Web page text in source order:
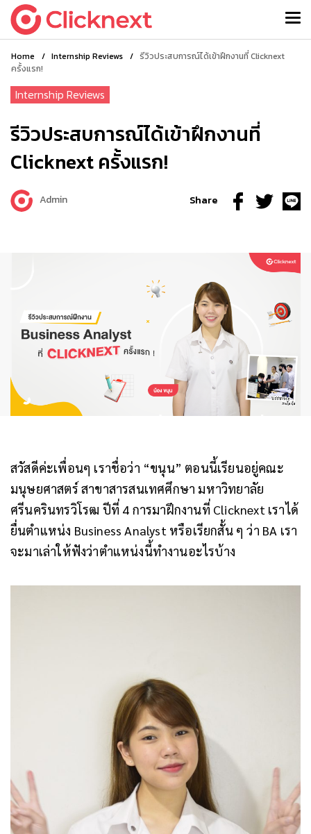
Home / Internship Reviews / รีวิวประสบการณ์ได้เข้าฝึกงานที่ Clicknext
ครั้งแรก!
Internship Reviews
รีวิวประสบการณ์ได้เข้าฝึกงานที่
Clicknext ครั้งแรก!
Admin Share
สวัสดีค่ะเพื่อนๆ เราชื่อว่า “ขนุน” ตอนนี้เรียนอยู่คณะ
มนุษยศาสตร์ สาขาสารสนเทศศึกษา มหาวิทยาลัย
ศรีนครินทรวิโรฒ ปีที่ 4 การมาฝึกงานที่ Clicknext เราได้
ยื่นตำแหน่ง Business Analyst หรือเรียกสั้น ๆ ว่า BA เรา
จะมาเล่าให้ฟังว่าตำแหน่งนี้ทำงานอะไรบ้าง